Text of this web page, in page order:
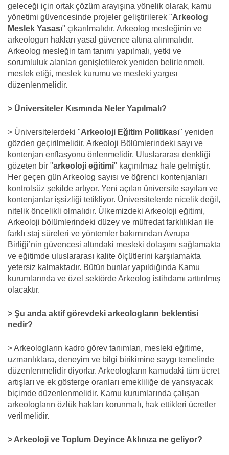
geleceği için ortak çözüm arayışına yönelik olarak, kamu
yönetimi güvencesinde projeler geliştirilerek "Arkeolog
Meslek Yasası" çıkarılmalıdır. Arkeolog mesleğinin ve
arkeologun hakları yasal güvence altına alınmalıdır.
Arkeolog mesleğin tam tanımı yapılmalı, yetki ve
sorumluluk alanları genişletilerek yeniden belirlenmeli,
meslek etiği, meslek kurumu ve mesleki yargısı
düzenlenmelidir.
> Üniversiteler Kısmında Neler Yapılmalı?
> Üniversitelerdeki "Arkeoloji Eğitim Politikası" yeniden
gözden geçirilmelidir. Arkeoloji Bölümlerindeki sayı ve
kontenjan enflasyonu önlenmelidir. Uluslararası denkliği
gözeten bir "arkeoloji eğitimi" kaçınılmaz hale gelmiştir.
Her geçen gün Arkeolog sayısı ve öğrenci kontenjanları
kontrolsüz şekilde artıyor. Yeni açılan üniversite sayıları ve
kontenjanlar işsizliği tetikliyor. Üniversitelerde nicelik değil,
nitelik öncelikli olmalıdır. Ülkemizdeki Arkeoloji eğitimi,
Arkeoloji bölümlerindeki düzey ve müfredat farklılıkları ile
farklı staj süreleri ve yöntemler bakımından Avrupa
Birliği’nin güvencesi altındaki mesleki dolaşımı sağlamakta
ve eğitimde uluslararası kalite ölçütlerini karşılamakta
yetersiz kalmaktadır. Bütün bunlar yapıldığında Kamu
kurumlarında ve özel sektörde Arkeolog istihdamı arttırılmış
olacaktır.
> Şu anda aktif görevdeki arkeologların beklentisi
nedir?
> Arkeologların kadro görev tanımları, mesleki eğitime,
uzmanlıklara, deneyim ve bilgi birikimine saygı temelinde
düzenlenmelidir diyorlar. Arkeologların kamudaki tüm ücret
artışları ve ek gösterge oranları emekliliğe de yansıyacak
biçimde düzenlenmelidir. Kamu kurumlarında çalışan
arkeologların özlük hakları korunmalı, hak ettikleri ücretler
verilmelidir.
> Arkeoloji ve Toplum Deyince Aklınıza ne geliyor?